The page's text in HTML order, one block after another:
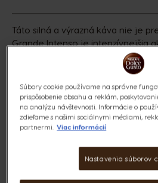
Táto silná a výrazná káva nie je
Grande Intenso je intenzívnejšia
Grande. Je to veľká káva z čistej
kávových zŕn Arabika z Južnej
Výživové údaje a zloženie
6,49 €
Súbory cookie používame na správne
prispôsobenie obsahu a reklám,
na analýzu návštevnosti. Informácie o
zdieľame s našimi sociálnymi médiami,
partnermi. Viac informácií
Nastavenia súborov